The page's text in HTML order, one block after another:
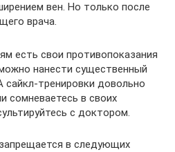
вен. Но только после
врача.
есть свои противопоказания
нанести существенный
сайкл-тренировки довольно
сомневаетесь в своих
с доктором.
в следующих